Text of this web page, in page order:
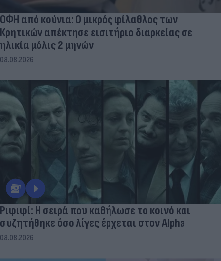
ΟΦΗ από κούνια: Ο μικρός φίλαθλος των
Κρητικών απέκτησε εισιτήριο διαρκείας σε
ηλικία μόλις 2 μηνών
08.08.2026
Ριφιφί: Η σειρά που καθήλωσε το κοινό και
συζητήθηκε όσο λίγες έρχεται στον Alpha
08.08.2026